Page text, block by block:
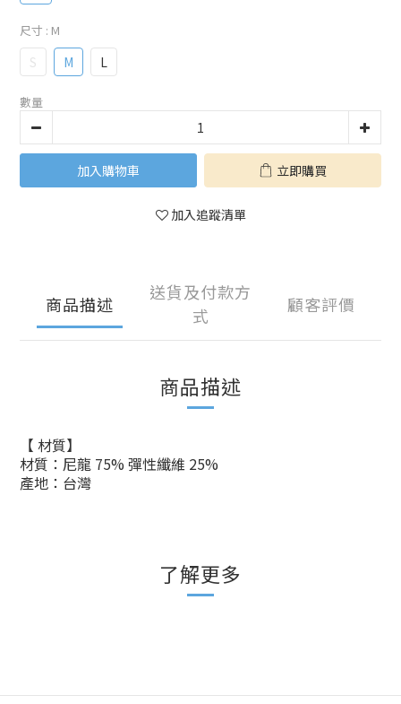
尺寸 : M
S M L
數量
加入購物車 立即購買
加入追蹤清單
商品描述
送貨及付款方
式
顧客評價
商品描述
【 材質】
材質：尼龍 75% 彈性纖維 25%
產地：台灣
了解更多